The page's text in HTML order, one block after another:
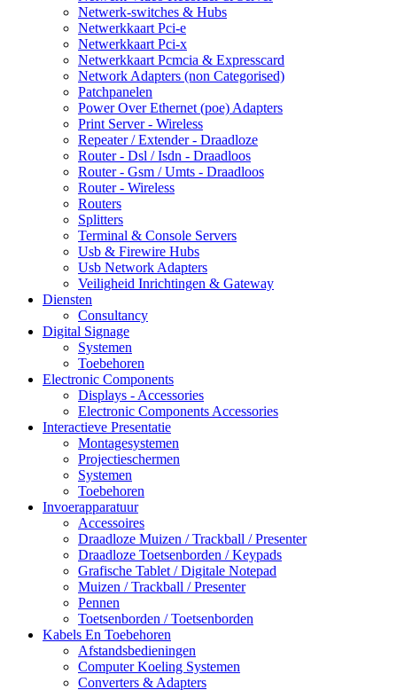
Netwerk-switches & Hubs
Netwerkkaart Pci-e
Netwerkkaart Pci-x
Netwerkkaart Pcmcia & Expresscard
Network Adapters (non Categorised)
Patchpanelen
Power Over Ethernet (poe) Adapters
Print Server - Wireless
Repeater / Extender - Draadloze
Router - Dsl / Isdn - Draadloos
Router - Gsm / Umts - Draadloos
Router - Wireless
Routers
Splitters
Terminal & Console Servers
Usb & Firewire Hubs
Usb Network Adapters
Veiligheid Inrichtingen & Gateway
Diensten
Consultancy
Digital Signage
Systemen
Toebehoren
Electronic Components
Displays - Accessories
Electronic Components Accessories
Interactieve Presentatie
Montagesystemen
Projectieschermen
Systemen
Toebehoren
Invoerapparatuur
Accessoires
Draadloze Muizen / Trackball / Presenter
Draadloze Toetsenborden / Keypads
Grafische Tablet / Digitale Notepad
Muizen / Trackball / Presenter
Pennen
Toetsenborden / Toetsenborden
Kabels En Toebehoren
Afstandsbedieningen
Computer Koeling Systemen
Converters & Adapters